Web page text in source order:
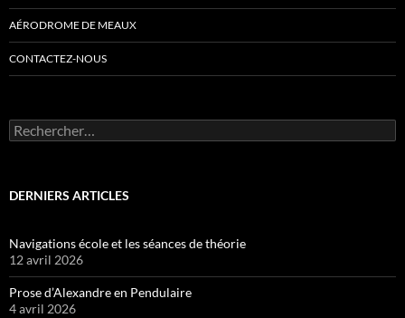
AÉRODROME DE MEAUX
CONTACTEZ-NOUS
Rechercher :
DERNIERS ARTICLES
Navigations école et les séances de théorie
12 avril 2026
Prose d’Alexandre en Pendulaire
4 avril 2026